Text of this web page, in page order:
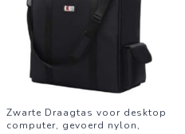
Zwarte Draagtas voor desktop
computer, gevoerd nylon,